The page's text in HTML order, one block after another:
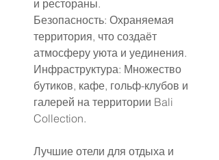
и рестораны.
Безопасность: Охраняемая
территория, что создаёт
атмосферу уюта и уединения.
Инфраструктура: Множество
бутиков, кафе, гольф-клубов и
галерей на территории Bali
Collection.
Лучшие отели для отдыха и